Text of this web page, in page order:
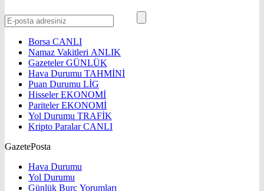
Borsa CANLI
Namaz Vakitleri ANLIK
GazetelerGÜNLÜK
Hava Durumu TAHMİNİ
Puan Durumu LİG
HisselerEKONOMİ
ParitelerEKONOMİ
Yol Durumu TRAFİK
Kripto ParalarCANLI
GazetePosta
Hava Durumu
Yol Durumu
Günlük Burç Yorumları